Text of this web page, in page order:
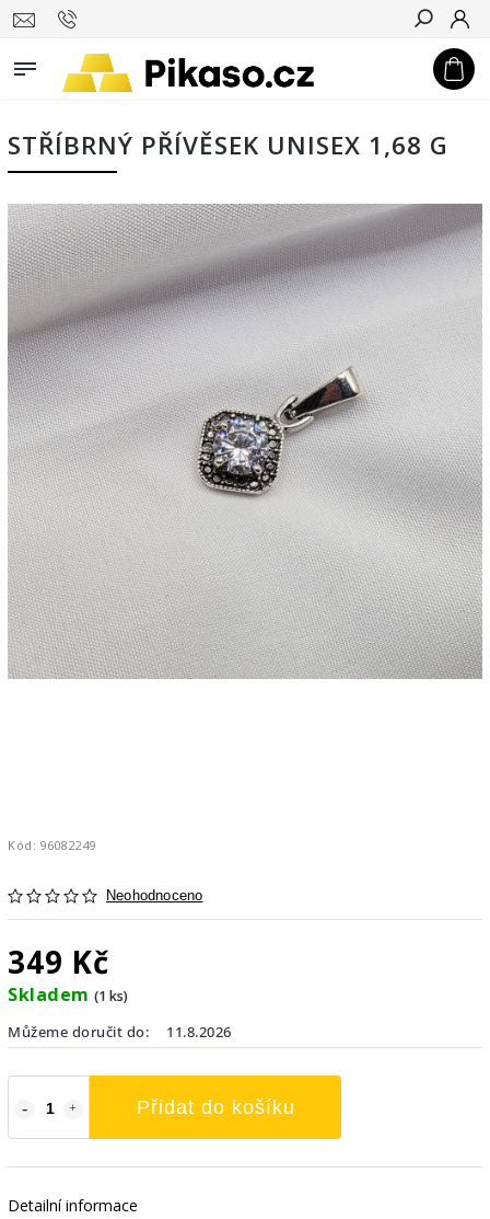
Hledat
STŘÍBRNÝ PŘÍVĚSEK UNISEX 1,68 G
Kód: 96082249
Neohodnoceno
349 Kč
Skladem (1 ks)
Můžeme doručit do:
11.8.2026
Přidat do košíku
Detailní informace